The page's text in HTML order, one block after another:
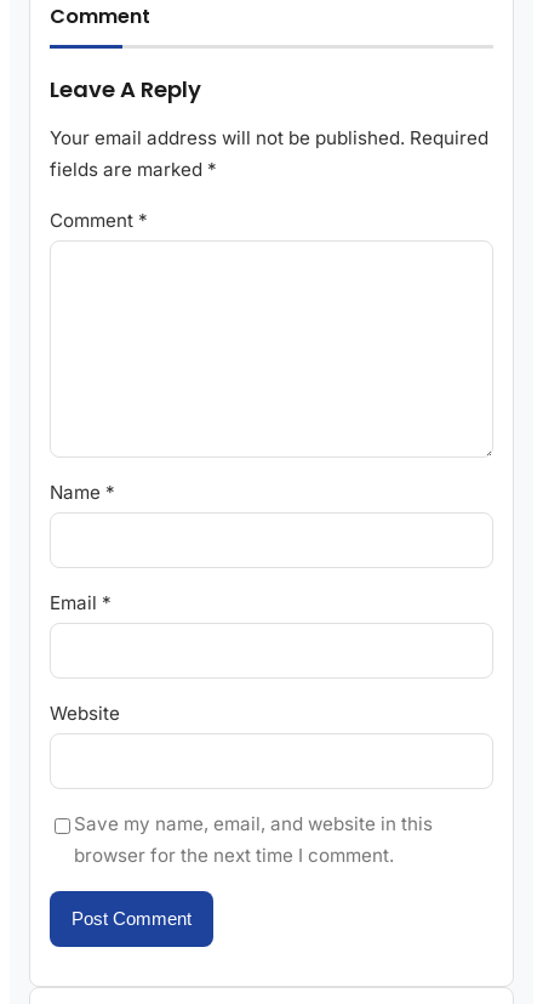
Comment
Leave A Reply
Your email address will not be published. Required
fields are marked *
Comment *
Name *
Email *
Website
Save my name, email, and website in this
browser for the next time I comment.